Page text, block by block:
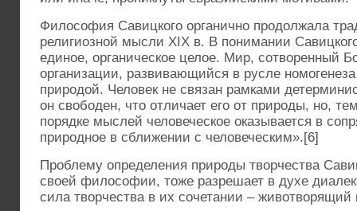
Философия Савицкого органично продолжала
религиозной мысли XIX в. В понимании
единое, органическое целое. Мир, сотворенный
организации, развивающийся в русле
природой. Человек не связан рамками
он свободен, что отличает его от природы, но,
порядке мыслей человеческое оказывается в
природное в сближении с человеческим».[6]
Проблему определения природы творчества
своей философии, тоже разрешает в духе
сила творчества в их сочетании – животворящий